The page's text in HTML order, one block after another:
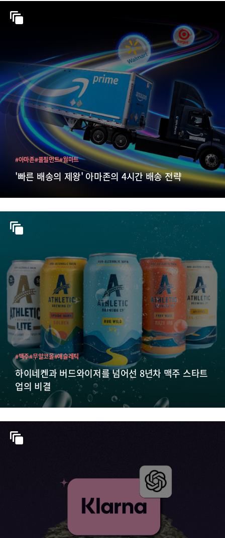
'빠른 배송의 제왕' 아마존의 4시간 배송 전략
#아마존#풀필먼트#월마트
하이네켄과 버드와이저를 넘어선 8년차 맥주 스타트
업의 비결
#맥주#무알코올#애슬레틱